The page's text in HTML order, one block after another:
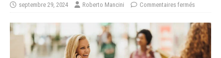
septembre 29, 2024 Roberto Mancini Commentaires fermés